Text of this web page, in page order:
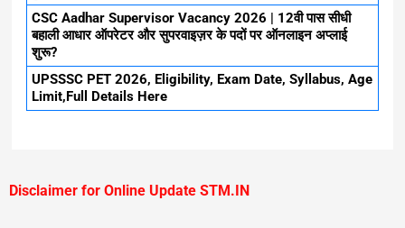
CSC Aadhar Supervisor Vacancy 2026 | 12वी पास सीधी
बहाली आधार ऑपरेटर और सुपरवाइज़र के पदों पर ऑनलाइन अप्लाई
शुरू?
UPSSSC PET 2026, Eligibility, Exam Date, Syllabus, Age
Limit,Full Details Here
Disclaimer for Online Update STM.IN